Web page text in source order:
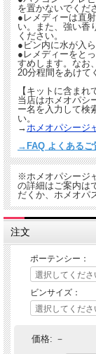
を置かないでくだ
●レメディーは直
い。また、強い香
ください。
●ビン内に水が入
●レメディーをと
すめします。なお
20分程間をあけて
【キットに含まれ
当店はホメオパシ
ー名を入力して検
い。
→ホメオパシージ
→FAQ よくあるご
※ホメオパシージ
の詳細はご案内は
だくか、ホメオパ
注文
ポーテンシー：
ビンサイズ：
価格: －